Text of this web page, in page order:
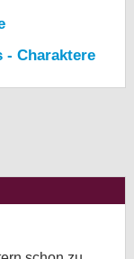
- Charaktere